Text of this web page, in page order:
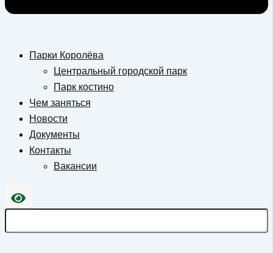
Парки Королёва
Центральный городской парк
Парк костино
Чем заняться
Новости
Документы
Контакты
Вакансии